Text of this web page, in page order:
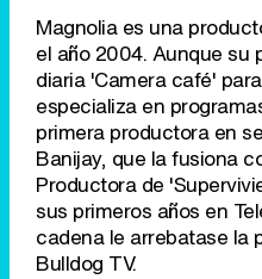
Magnolia es una
el año 2004. Aunque su
diaria 'Camera café'
especializa en
primera productora en
Banijay, que la fusiona
Productora de
sus primeros años en
cadena le arrebatase la
Bulldog TV.